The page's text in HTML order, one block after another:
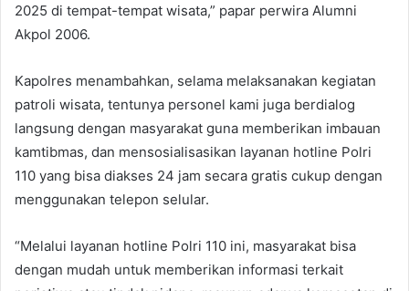
2025 di tempat-tempat wisata,” papar perwira Alumni
Akpol 2006.
Kapolres menambahkan, selama melaksanakan kegiatan
patroli wisata, tentunya personel kami juga berdialog
langsung dengan masyarakat guna memberikan imbauan
kamtibmas, dan mensosialisasikan layanan hotline Polri
110 yang bisa diakses 24 jam secara gratis cukup dengan
menggunakan telepon selular.
“Melalui layanan hotline Polri 110 ini, masyarakat bisa
dengan mudah untuk memberikan informasi terkait